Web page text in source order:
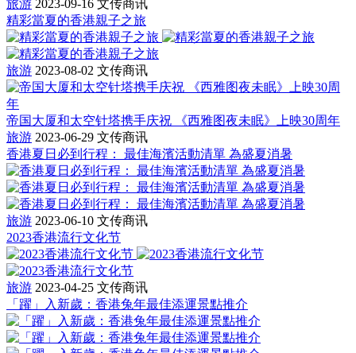
旅游 2023-09-16 文传商讯
精彩當夏的香港親子之旅
旅游 2023-08-02 文传商讯
帝国大厦和太空针塔携手庆祝 《西雅图夜未眠》上映30周年
旅游 2023-06-29 文传商讯
香港夏日必到行程： 最佳海濱活動清單 為盛夏消暑
旅游 2023-06-10 文传商讯
2023香港流行文化节
旅游 2023-04-25 文传商讯
「躍」入新歲：香港兔年最佳添運景點推介